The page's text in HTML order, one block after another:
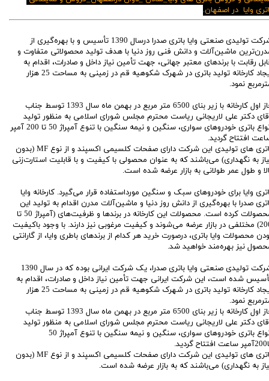
وایا در اصفهان.
شرکت تولیدی صنعتی وایا باتری صدرا درسال 1390 تأسیس و با بهره‌گیری از
ماشین‌آلات و دانش فنی روز دنیا با هدف تولید محصولاتی متفاوت و
رقابت با برندهای معتبر جهانی، جهت تأمین نیاز داخل و صادرات، اقدام به
ایجاد کارخانه تولید باتری در شهرک شکوهیه قم در زمینی به مساحت 25 هزار
نمود.
فاز اول کارخانه با زیر بنای 6500 متر مربع در بهمن ماه سال 1393 توسط جناب
دکتر علی لاریجانی ریاست محترم مجلس شورای اسلامی به منظور تولید
انواع باتری خودرو‌‌های سواری، سنگین و نیمه سنگین با تنوع آمپراژ 50 تا 200 آمپر
افتتاح گردید.
باتری های تولیدی این شرکت دارای صفحات کلسیمی اکسپند و از نوع MF (بدون
به نگهداری) می‌باشند که به عنوان محصولی با کیفیت و با قابلیت استارت‌زنی
و طول عمر طولانی به بازار عرضه شده است.
وایا برای خودروهای سبک و سنگین مورد‌استفاده قرار می‌گیرد. کارخانه وایا
صدرا با بهره‌گیری از دانش روز دنیا و ماشین‌آلات مدرن اقدام به تولید این
محصولات کرده است. محصولات این کارخانه در برندها و ظرفیت‌های (آمپراژ 50 تا
200) مختلفی در بازار عرضه می‌شوند و کیفیت مرغوبی نیز دارند. با وجود با‌کیفیت
محصولات وایا باتری، درصورت خرید هر کدام از برندهای باطری وایا، از گارانتی
نیز بهره‌مند خواهید شد.
شرکت تولیدی صنعتی وایا باتری صدرا، یک شرکت ایرانی بوده که در سال 1390
شده است، این شرکت ایرانی جهت تأمین نیاز داخل و صادرات، اقدام به
ایجاد کارخانه تولید باتری در شهرک شکوهیه قم در زمینی به مساحت 25 هزار
نمود.
فاز اول کارخانه با زیر بنای 6500 متر مربع در بهمن ماه سال 1393 توسط جناب
دکتر علی لاریجانی ریاست محترم مجلس شورای اسلامی به منظور تولید
انواع باتری خودرو‌‌های سواری، سنگین و نیمه سنگین با تنوع آمپراژ 50
گردید.
باتری های تولیدی این شرکت دارای صفحات کلسیمی اکسپند و از نوع MF (بدون
به نگهداری) می‌باشند که به بازار عرضه شده است.